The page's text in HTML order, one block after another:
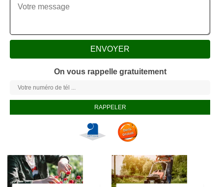
On vous rappelle gratuitement